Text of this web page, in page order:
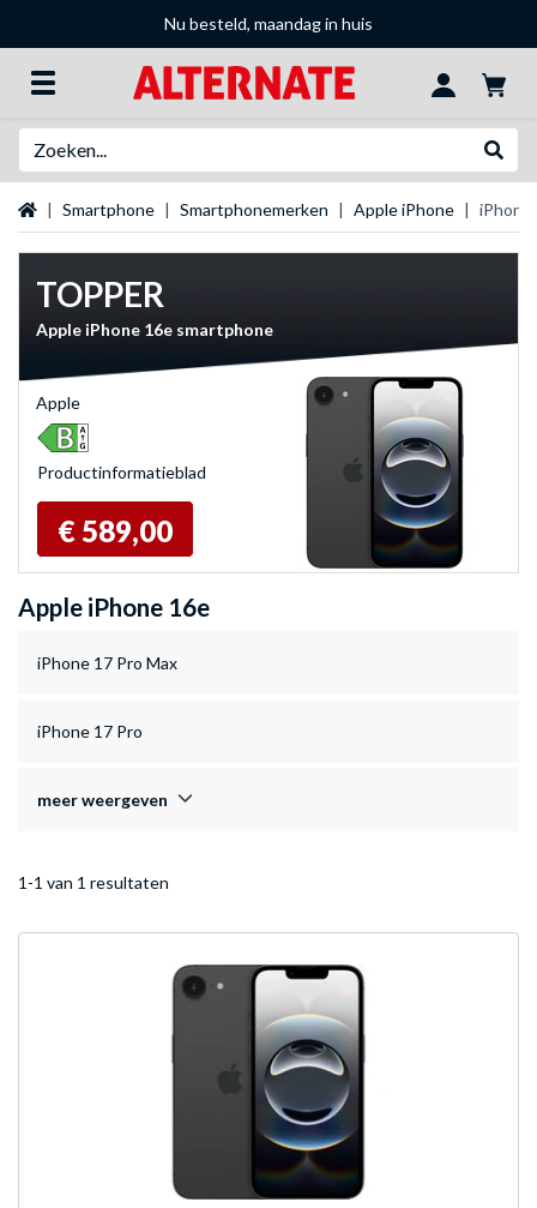
Nu besteld, maandag in huis
StartpaginaSmartphone Smartphonemerken Apple iPhone iPhone
TOPPER
Apple iPhone 16e smartphone
Apple
Product­informatieblad
€ 589,00
Apple iPhone 16e
iPhone 17 Pro Max
iPhone 17 Pro
meer weergeven
1-1 van 1 resultaten